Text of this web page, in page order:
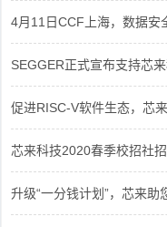
4月11日CCF上海，数据
SEGGER正式宣布支持芯
促进RISC-V软件生态，芯
芯来科技2020春季校招社招
升级“一分钱计划”，芯来助